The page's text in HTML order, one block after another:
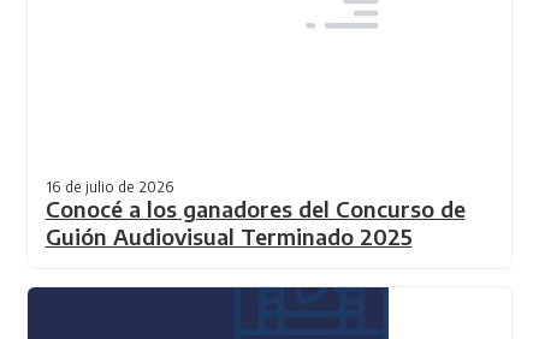
16 de julio de 2026
Conocé a los ganadores del Concurso de
Guión Audiovisual Terminado 2025